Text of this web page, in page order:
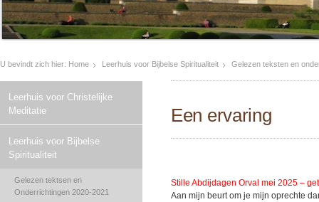
U bevindt zich hier: Home Leerhuis voor Bijbelse Spiritualiteit Gelezen teksten en
Leerhuis voor Christelijke
Meditatie
Leerhuis voor Bijbelse
Spiritualiteit
Gelezen tektsen en
Onderrichtingen 2020-2021
Een ervaring
Stille Abdijdagen Orval mei 2025 –
Aan mijn beurt om je mijn oprechte